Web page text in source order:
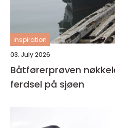
inspiration
03. July 2026
Båtførerprøven nøkkelen til trygg og lovlig
ferdsel på sjøen